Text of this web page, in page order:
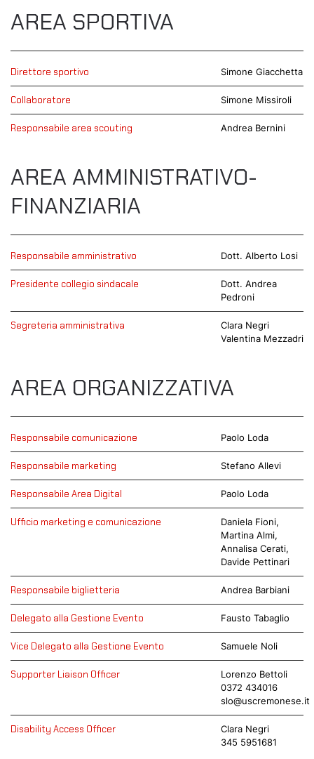
AREA SPORTIVA
Direttore sportivo Simone Giacchetta
Collaboratore Simone Missiroli
Responsabile area scouting Andrea Bernini
AREA AMMINISTRATIVO-
FINANZIARIA
Responsabile amministrativo Dott. Alberto Losi
Presidente collegio sindacale
Dott. Andrea
Pedroni
Segreteria amministrativa
Clara Negri
Valentina Mezzadri
AREA ORGANIZZATIVA
Responsabile comunicazione Paolo Loda
Responsabile marketing Stefano Allevi
Responsabile Area Digital Paolo Loda
Ufficio marketing e comunicazione
Daniela Fioni,
Martina Almi,
Annalisa Cerati,
Davide Pettinari
Responsabile biglietteria Andrea Barbiani
Delegato alla Gestione Evento Fausto Tabaglio
Vice Delegato alla Gestione Evento Samuele Noli
Supporter Liaison Officer
Lorenzo Bettoli
0372 434016
slo@uscremonese.it
Disability Access Officer
Clara Negri
345 5951681